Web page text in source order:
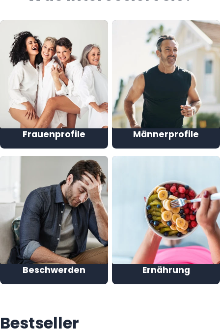
Frauenprofile Männerprofile
Beschwerden Ernährung
Bestseller